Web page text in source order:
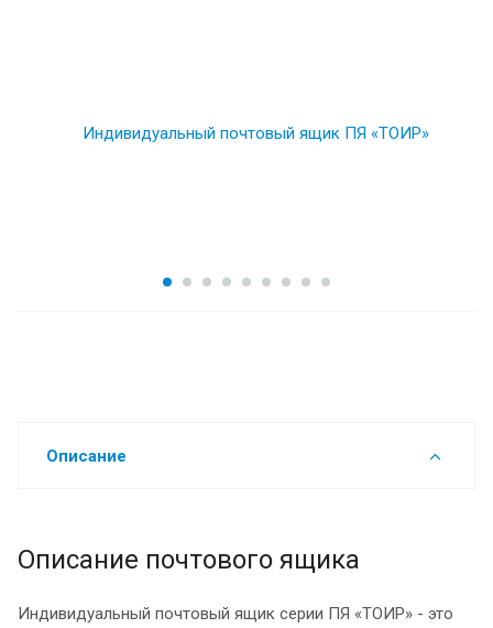
Описание
Описание почтового ящика
Индивидуальный почтовый ящик серии ПЯ «ТОИР» - это